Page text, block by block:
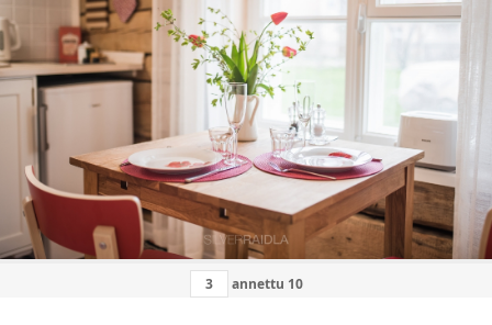
annettu 10